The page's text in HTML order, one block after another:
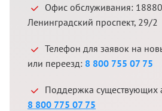
Офис обслуживания:
Ленинградский проспект, 29/2
Телефон для заявок на
или переезд: 8 800 755 07 75
Поддержка существующих
8 800 775 07 75